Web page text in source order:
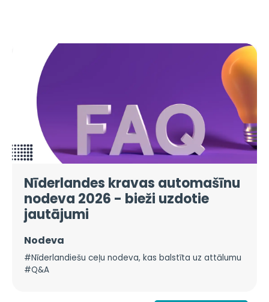
Nīderlandes kravas automašīnu
nodeva 2026 - bieži uzdotie
jautājumi
Nodeva
#Nīderlandiešu ceļu nodeva, kas balstīta uz attālumu
#Q&A